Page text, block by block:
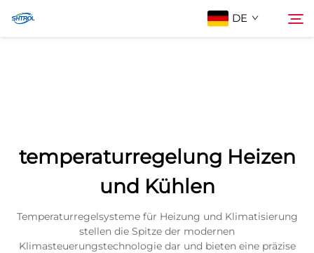
DE
Kontaktieren Sie uns
temperaturregelung Heizen
und Kühlen
Temperaturregelsysteme für Heizung und Klimatisierung
stellen die Spitze der modernen
Klimasteuerungstechnologie dar und bieten eine präzise